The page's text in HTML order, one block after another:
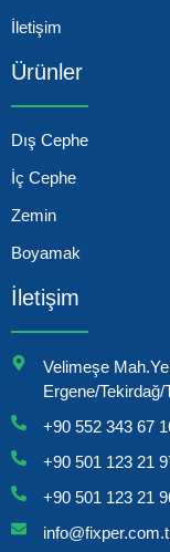
İletişim
Ürünler
Dış Cephe
İç Cephe
Zemin
Boyamak
İletişim
Velimeşe
Ergene/Tekirdağ/
+90 552 343 67
+90 501 123 21
+90 501 123 21